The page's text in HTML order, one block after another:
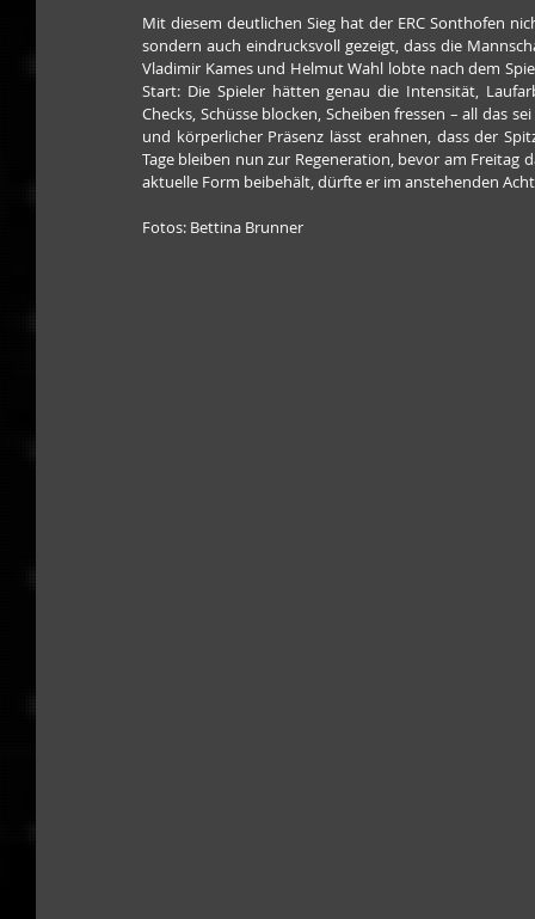
Mit diesem deutlichen Sieg hat der ERC Sonthofen
sondern auch eindrucksvoll gezeigt, dass die
Vladimir Kames und Helmut Wahl lobte nach dem
Start: Die Spieler hätten genau die Intensität,
Checks, Schüsse blocken, Scheiben fressen – all das
und körperlicher Präsenz lässt erahnen, dass der
Tage bleiben nun zur Regeneration, bevor am Freitag
aktuelle Form beibehält, dürfte er im anstehenden
Fotos: Bettina Brunner